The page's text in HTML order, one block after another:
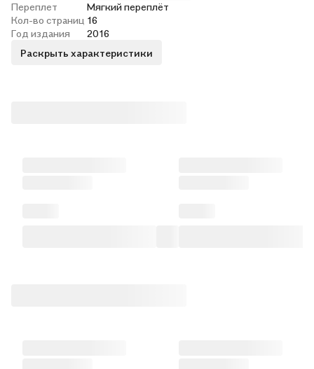
Переплет
Мягкий переплёт
Кол-во страниц 16
Год издания
2016
Раскрыть характеристики